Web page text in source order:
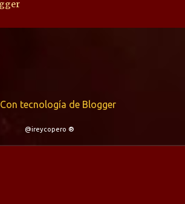
Con tecnología de Blogger
@ireycopero ®